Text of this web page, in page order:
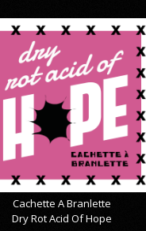
Cachette A Branlette
Dry Rot Acid Of Hope